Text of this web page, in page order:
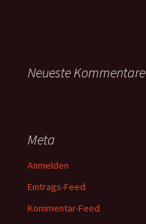
Neueste Kommentare
Meta
Anmelden
Eintrags-Feed
Kommentar-Feed